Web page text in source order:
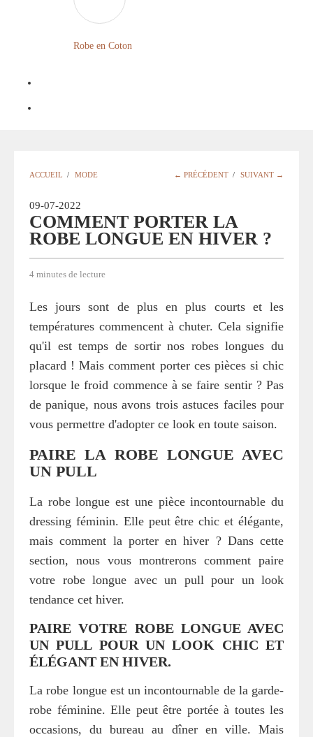
FLEURIE
Blog
?
Robe en Coton
ACCUEIL / MODE ← PRÉCÉDENT / SUIVANT →
09-07-2022
COMMENT PORTER LA
ROBE LONGUE EN HIVER ?
4 minutes de lecture
Les jours sont de plus en plus courts et les
températures commencent à chuter. Cela signifie
qu'il est temps de sortir nos robes longues du
placard ! Mais comment porter ces pièces si chic
lorsque le froid commence à se faire sentir ? Pas
de panique, nous avons trois astuces faciles pour
vous permettre d'adopter ce look en toute saison.
PAIRE LA ROBE LONGUE AVEC
UN PULL
La robe longue est une pièce incontournable du
dressing féminin. Elle peut être chic et élégante,
mais comment la porter en hiver ? Dans cette
section, nous vous montrerons comment paire
votre robe longue avec un pull pour un look
tendance cet hiver.
PAIRE VOTRE ROBE LONGUE AVEC
UN PULL POUR UN LOOK CHIC ET
ÉLÉGANT EN HIVER.
La robe longue est un incontournable de la garde-
robe féminine. Elle peut être portée à toutes les
occasions, du bureau au dîner en ville. Mais